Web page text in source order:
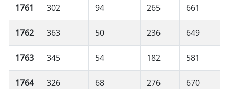
1761 302 94 265 661
1762 363 50 236 649
1763 345 54 182 581
1764 326 68 276 670